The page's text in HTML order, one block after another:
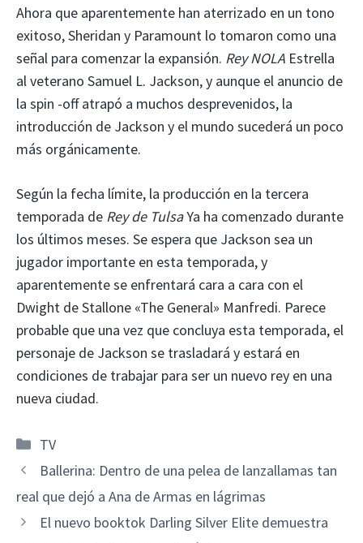
Ahora que aparentemente han aterrizado en un tono
exitoso, Sheridan y Paramount lo tomaron como una
señal para comenzar la expansión. Rey NOLA Estrella
al veterano Samuel L. Jackson, y aunque el anuncio de
la spin -off atrapó a muchos desprevenidos, la
introducción de Jackson y el mundo sucederá un poco
más orgánicamente.
Según la fecha límite, la producción en la tercera
temporada de Rey de TulsaYa ha comenzado durante
los últimos meses. Se espera que Jackson sea un
jugador importante en esta temporada, y
aparentemente se enfrentará cara a cara con el
Dwight de Stallone «The General» Manfredi. Parece
probable que una vez que concluya esta temporada, el
personaje de Jackson se trasladará y estará en
condiciones de trabajar para ser un nuevo rey en una
nueva ciudad.
Categorías
TV
Ballerina: Dentro de una pelea de lanzallamas tan
real que dejó a Ana de Armas en lágrimas
El nuevo booktok Darling Silver Elite demuestra